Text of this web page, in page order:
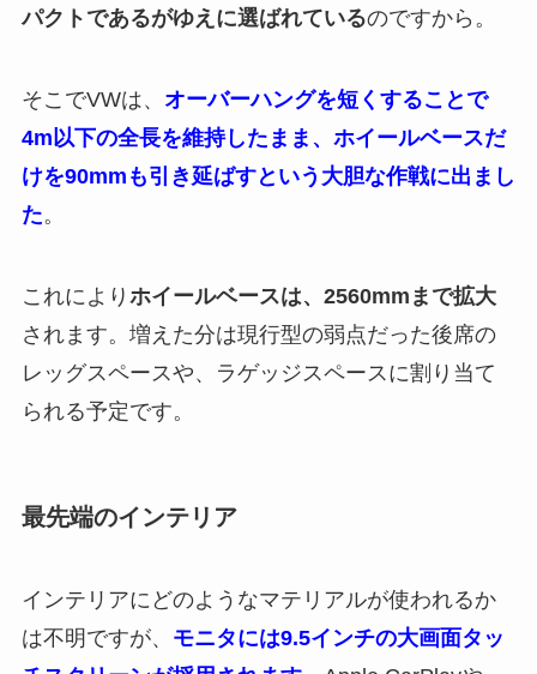
パクトであるがゆえに選ばれているのですから。
そこでVWは、 オーバーハングを短くすることで
4m以下の全長を維持したまま、ホイールベースだ
けを90mmも引き延ばすという大胆な作戦に出まし
た。
これにより ホイールベースは、2560mmまで拡大
されます。増えた分は現行型の弱点だった後席の
レッグスペースや、ラゲッジスペースに割り当て
られる予定です。
最先端のインテリア
インテリアにどのようなマテリアルが使われるか
は不明ですが、 モニタには9.5インチの大画面タッ